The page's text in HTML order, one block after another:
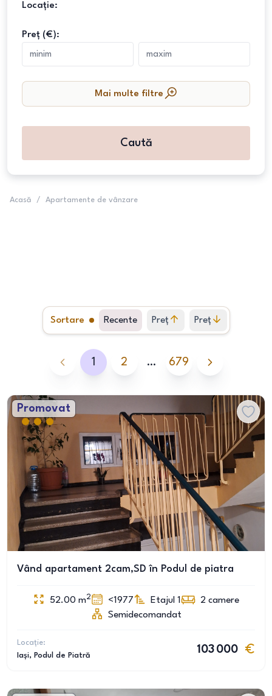
Locație:
Preț (€):
Mai multe filtre
Caută
Acasă / Apartamente de vânzare
Sortare Recente Preț
crescător
Preț
descrescător
1 2 … 679
Promovat
Vând apartament 2cam,SD în Podul de piatra
52.00 m2 <1977 Etajul 1 2 camere
Semidecomandat
Locație:
Iași, Podul de Piatră
103 000